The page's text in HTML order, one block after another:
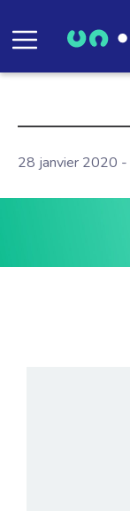
28 janvier 2020 -